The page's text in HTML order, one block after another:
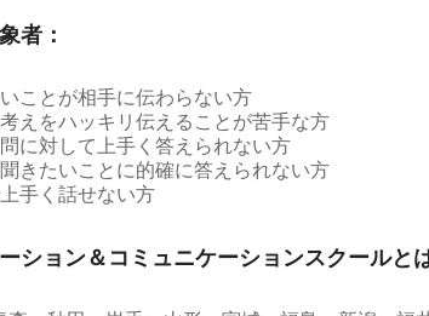
者：
ことが相手に伝わらない方
えをハッキリ伝えることが苦手な方
に対して上手く答えられない方
きたいことに的確に答えられない方
手く話せない方
ション＆コミュニケーションスクールと